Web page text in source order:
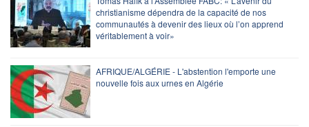
christianisme dépendra de la capacité de nos
communautés à devenir des lieux où l’on apprend
véritablement à voir»
AFRIQUE/ALGÉRIE - L'abstention l'emporte une
nouvelle fois aux urnes en Algérie